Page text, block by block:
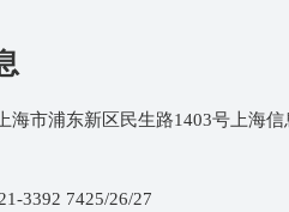
海市浦东新区民生路1403号上海信
3392 7425/26/27